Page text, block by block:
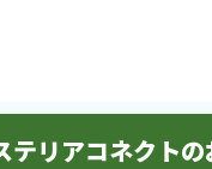
テリアコネクト